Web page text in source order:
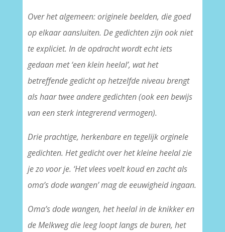
Over het algemeen: originele beelden, die goed
op elkaar aansluiten. De gedichten zijn ook niet
te expliciet. In de opdracht wordt echt iets
gedaan met ‘een klein heelal’, wat het
betreffende gedicht op hetzelfde niveau brengt
als haar twee andere gedichten (ook een bewijs
van een sterk integrerend vermogen).
Drie prachtige, herkenbare en tegelijk orginele
gedichten. Het gedicht over het kleine heelal zie
je zo voor je. ‘Het vlees voelt koud en zacht als
oma’s dode wangen’ mag de eeuwigheid ingaan.
Oma’s dode wangen, het heelal in de knikker en
de Melkweg die leeg loopt langs de buren, het